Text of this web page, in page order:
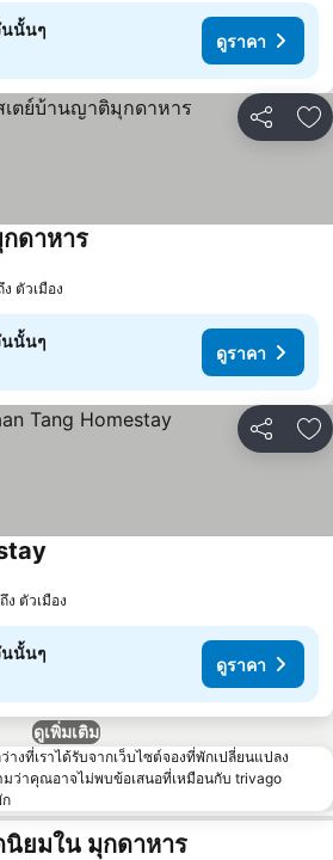
นนั้นๆ
ดูราคา
แชร์ เ
ดาหาร
ตัวเมือง
นนั้นๆ
ดูราคา
แชร์ เ
ง ตัวเมือง
นนั้นๆ
ดูราคา
ดูเพิ่มเติม
งที่เราได้รับจากเว็บไซต์จองที่พักเปลี่ยนแปลง
มว่าคุณอาจไม่พบข้อเสนอที่เหมือนกับ trivago
ก
นิยมใน มุกดาหาร